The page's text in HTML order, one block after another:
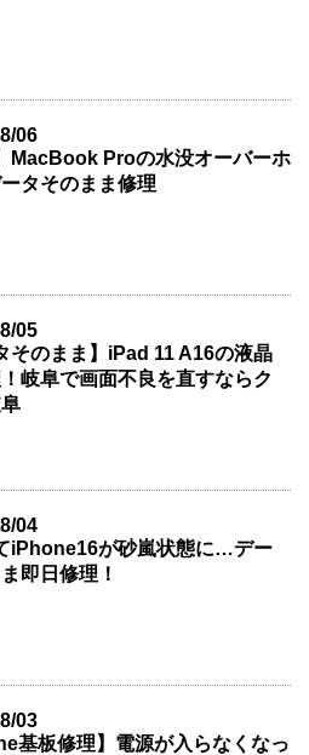
06
MacBook Proの水没オーバーホ
タそのまま修理
05
そのまま】iPad 11 A16の液晶
岐阜で画面不良を直すならク
04
iPhone16が砂嵐状態に…デー
即日修理！
03
基板修理】電源が入らなくなっ